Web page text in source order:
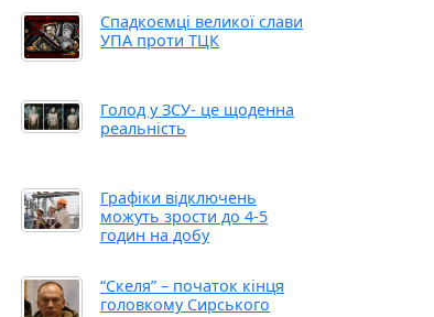
Спадкоємці великої слави
УПА проти ТЦК
Голод у ЗСУ- це щоденна
реальність
Графіки відключень
можуть зрости до 4-5
годин на добу
“Скеля” – початок кінця
головкому Сирського